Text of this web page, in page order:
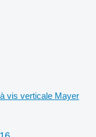
vis verticale Mayer